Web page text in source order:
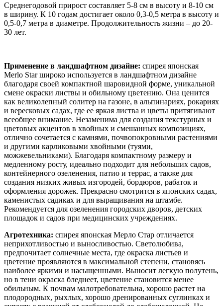
Среднегодовой прирост составляет 5-8 см в высоту и 8-10 см
в ширину. К 10 годам достигает около 0,3-0,5 метра в высоту и
0,5-0,7 метра в диаметре. Продолжительность жизни – до 20-
30 лет.
Применение в ландшафтном дизайне: спирея японская
Merlo Star широко используется в ландшафтном дизайне
благодаря своей компактной шаровидной форме, уникальной
смене окраски листвы и обильному цветению. Она ценится
как великолепный солитер на газоне, в альпинариях, рокариях
и вересковых садах, где ее яркая листва и цветы притягивают
всеобщее внимание. Незаменима для создания текстурных и
цветовых акцентов в хвойных и смешанных композициях,
отлично сочетается с камнями, почвопокровными растениями
и другими карликовыми хвойными (туями,
можжевельниками). Благодаря компактному размеру и
медленному росту, идеально подходит для небольших садов,
контейнерного озеленения, патио и террас, а также для
создания низких живых изгородей, бордюров, рабаток и
оформления дорожек. Прекрасно смотрится в японских садах,
каменистых садиках и для выращивания на штамбе.
Рекомендуется для озеленения городских дворов, детских
площадок и садов при медицинских учреждениях.
Агротехника: спирея японская Мерло Стар отличается
неприхотливостью и выносливостью. Светолюбива,
предпочитает солнечные места, где окраска листьев и
цветение проявляются в максимальной степени, становясь
наиболее яркими и насыщенными. Выносит легкую полутень,
но в тени окраска бледнеет, цветение становится менее
обильным. К почвам малотребовательна, хорошо растет на
плодородных, рыхлых, хорошо дренированных суглинках и